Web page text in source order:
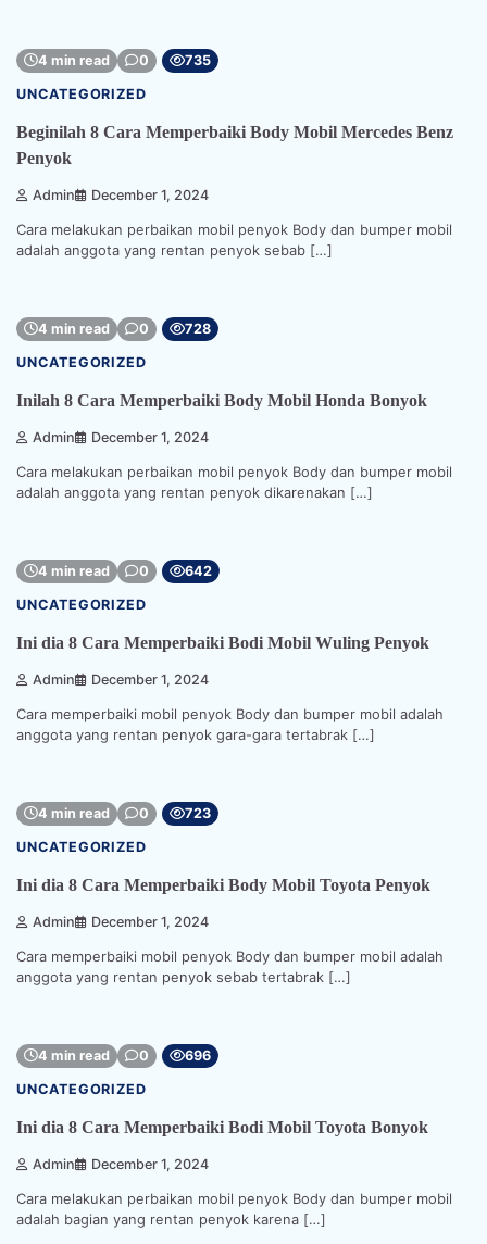
4 min read 0 735
UNCATEGORIZED
Beginilah 8 Cara Memperbaiki Body Mobil Mercedes Benz
Penyok
Admin December 1, 2024
Cara melakukan perbaikan mobil penyok Body dan bumper mobil
adalah anggota yang rentan penyok sebab […]
4 min read 0 728
UNCATEGORIZED
Inilah 8 Cara Memperbaiki Body Mobil Honda Bonyok
Admin December 1, 2024
Cara melakukan perbaikan mobil penyok Body dan bumper mobil
adalah anggota yang rentan penyok dikarenakan […]
4 min read 0 642
UNCATEGORIZED
Ini dia 8 Cara Memperbaiki Bodi Mobil Wuling Penyok
Admin December 1, 2024
Cara memperbaiki mobil penyok Body dan bumper mobil adalah
anggota yang rentan penyok gara-gara tertabrak […]
4 min read 0 723
UNCATEGORIZED
Ini dia 8 Cara Memperbaiki Body Mobil Toyota Penyok
Admin December 1, 2024
Cara memperbaiki mobil penyok Body dan bumper mobil adalah
anggota yang rentan penyok sebab tertabrak […]
4 min read 0 696
UNCATEGORIZED
Ini dia 8 Cara Memperbaiki Bodi Mobil Toyota Bonyok
Admin December 1, 2024
Cara melakukan perbaikan mobil penyok Body dan bumper mobil
adalah bagian yang rentan penyok karena […]